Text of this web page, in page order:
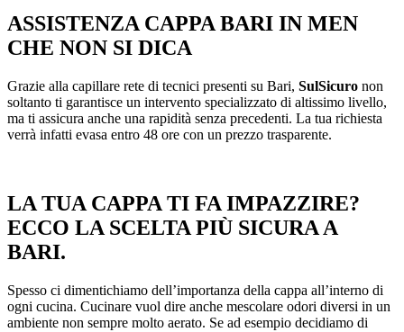
ASSISTENZA CAPPA BARI IN MEN
CHE NON SI DICA
Grazie alla capillare rete di tecnici presenti su Bari, SulSicuro non
soltanto ti garantisce un intervento specializzato di altissimo livello,
ma ti assicura anche una rapidità senza precedenti. La tua richiesta
verrà infatti evasa entro 48 ore con un prezzo trasparente.
LA TUA CAPPA TI FA IMPAZZIRE?
ECCO LA SCELTA PIÙ SICURA A
BARI.
Spesso ci dimentichiamo dell’importanza della cappa all’interno di
ogni cucina. Cucinare vuol dire anche mescolare odori diversi in un
ambiente non sempre molto aerato. Se ad esempio decidiamo di